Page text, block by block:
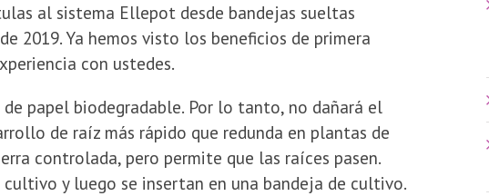
al sistema Ellepot desde bandejas sueltas
2019. Ya hemos visto los beneficios de primera
con ustedes.
papel biodegradable. Por lo tanto, no dañará el
de raíz más rápido que redunda en plantas de
controlada, pero permite que las raíces pasen.
y luego se insertan en una bandeja de cultivo.